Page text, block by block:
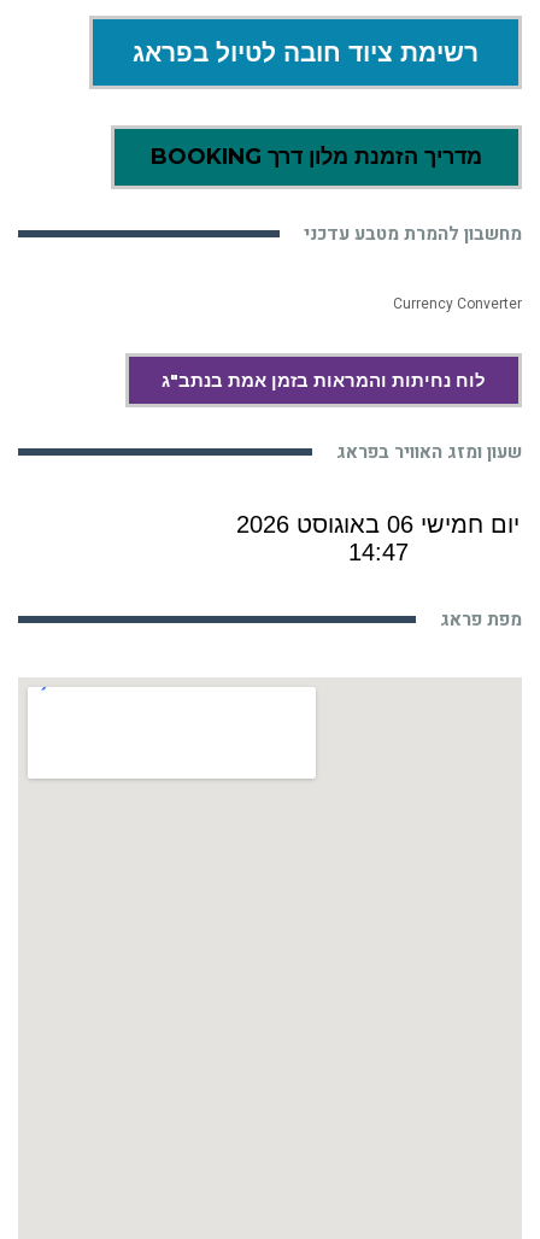
רשימת ציוד חובה לטיול בפראג
מדריך הזמנת מלון דרך BOOKING
מחשבון להמרת מטבע עדכני
Currency Converter
לוח נחיתות והמראות בזמן אמת בנתב"ג
שעון ומזג האוויר בפראג
מפת פראג